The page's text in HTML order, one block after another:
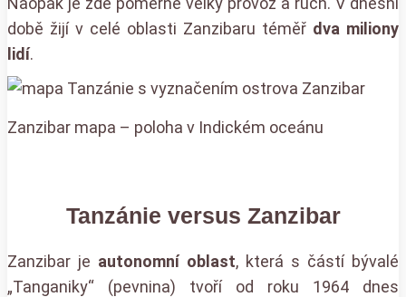
době žijí v celé oblasti Zanzibaru téměř dva miliony
lidí.
Zanzibar mapa – poloha v Indickém oceánu
Tanzánie versus Zanzibar
Zanzibar je autonomní oblast, která s částí bývalé
„Tanganiky“ (pevnina) tvoří od roku 1964 dnes